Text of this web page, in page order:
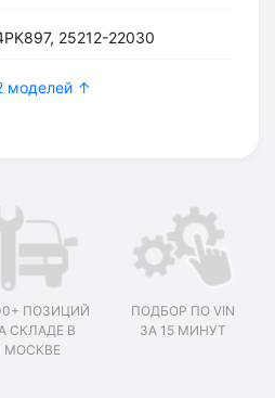
25212-22030
моделей ↑
ПОЗИЦИЙ
СКЛАДЕ В
МОСКВЕ
ПОДБОР ПО VIN
ЗА 15 МИНУТ